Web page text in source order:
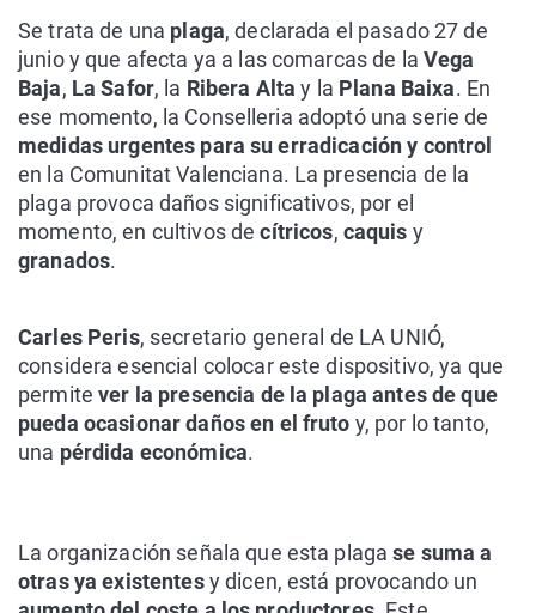
Se trata de una plaga, declarada el pasado 27 de
junio y que afecta ya a las comarcas de laVega
Baja, La Safor, la Ribera Alta y la Plana Baixa. En
ese momento, la Conselleria adoptó una serie de
medidas urgentes para su erradicación y control
en la Comunitat Valenciana. La presencia de la
plaga provoca daños significativos, por el
momento, en cultivos decítricos, caquis y
granados.
Carles Peris, secretario general de LA UNIÓ,
considera esencial colocar este dispositivo, ya que
permitever la presencia de la plaga antes de que
pueda ocasionar daños en el fruto y, por lo tanto,
una pérdida económica.
La organización señala que esta plagase suma a
otras ya existentesy dicen, está provocando un